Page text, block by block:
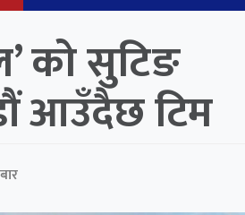
को सुटिङ
आउँदैछ टिम